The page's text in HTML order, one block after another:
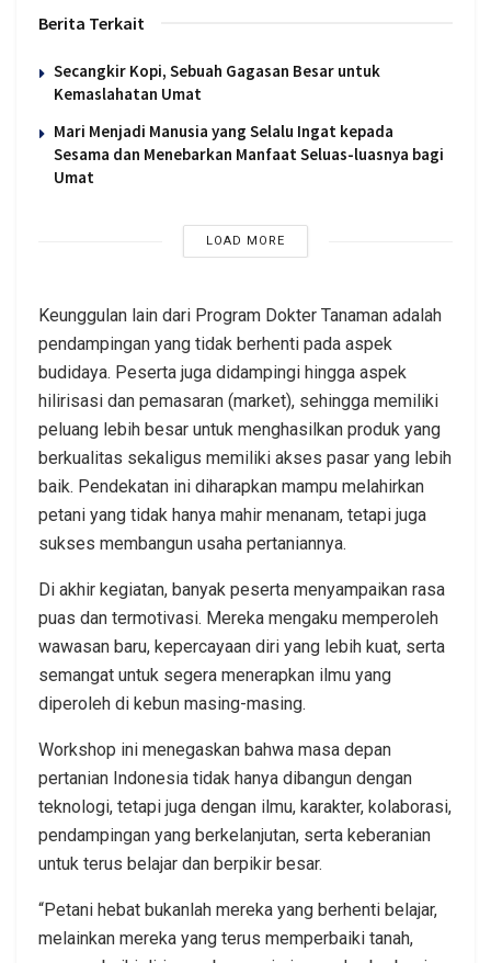
Berita Terkait
Secangkir Kopi, Sebuah Gagasan Besar untuk
Kemaslahatan Umat
Mari Menjadi Manusia yang Selalu Ingat kepada
Sesama dan Menebarkan Manfaat Seluas-luasnya bagi
Umat
LOAD MORE
Keunggulan lain dari Program Dokter Tanaman adalah
pendampingan yang tidak berhenti pada aspek
budidaya. Peserta juga didampingi hingga aspek
hilirisasi dan pemasaran (market), sehingga memiliki
peluang lebih besar untuk menghasilkan produk yang
berkualitas sekaligus memiliki akses pasar yang lebih
baik. Pendekatan ini diharapkan mampu melahirkan
petani yang tidak hanya mahir menanam, tetapi juga
sukses membangun usaha pertaniannya.
Di akhir kegiatan, banyak peserta menyampaikan rasa
puas dan termotivasi. Mereka mengaku memperoleh
wawasan baru, kepercayaan diri yang lebih kuat, serta
semangat untuk segera menerapkan ilmu yang
diperoleh di kebun masing-masing.
Workshop ini menegaskan bahwa masa depan
pertanian Indonesia tidak hanya dibangun dengan
teknologi, tetapi juga dengan ilmu, karakter, kolaborasi,
pendampingan yang berkelanjutan, serta keberanian
untuk terus belajar dan berpikir besar.
“Petani hebat bukanlah mereka yang berhenti belajar,
melainkan mereka yang terus memperbaiki tanah,